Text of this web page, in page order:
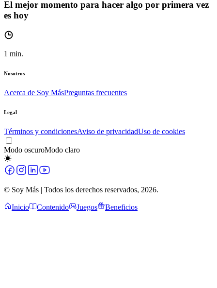
El mejor momento para hacer algo por primera vez
es hoy
1 min.
Nosotros
Acerca de Soy MásPreguntas frecuentes
Legal
Términos y condicionesAviso de privacidadUso de cookies
Modo oscuroModo claro
© Soy Más | Todos los derechos reservados, 2026.
Inicio Contenido Juegos Beneficios